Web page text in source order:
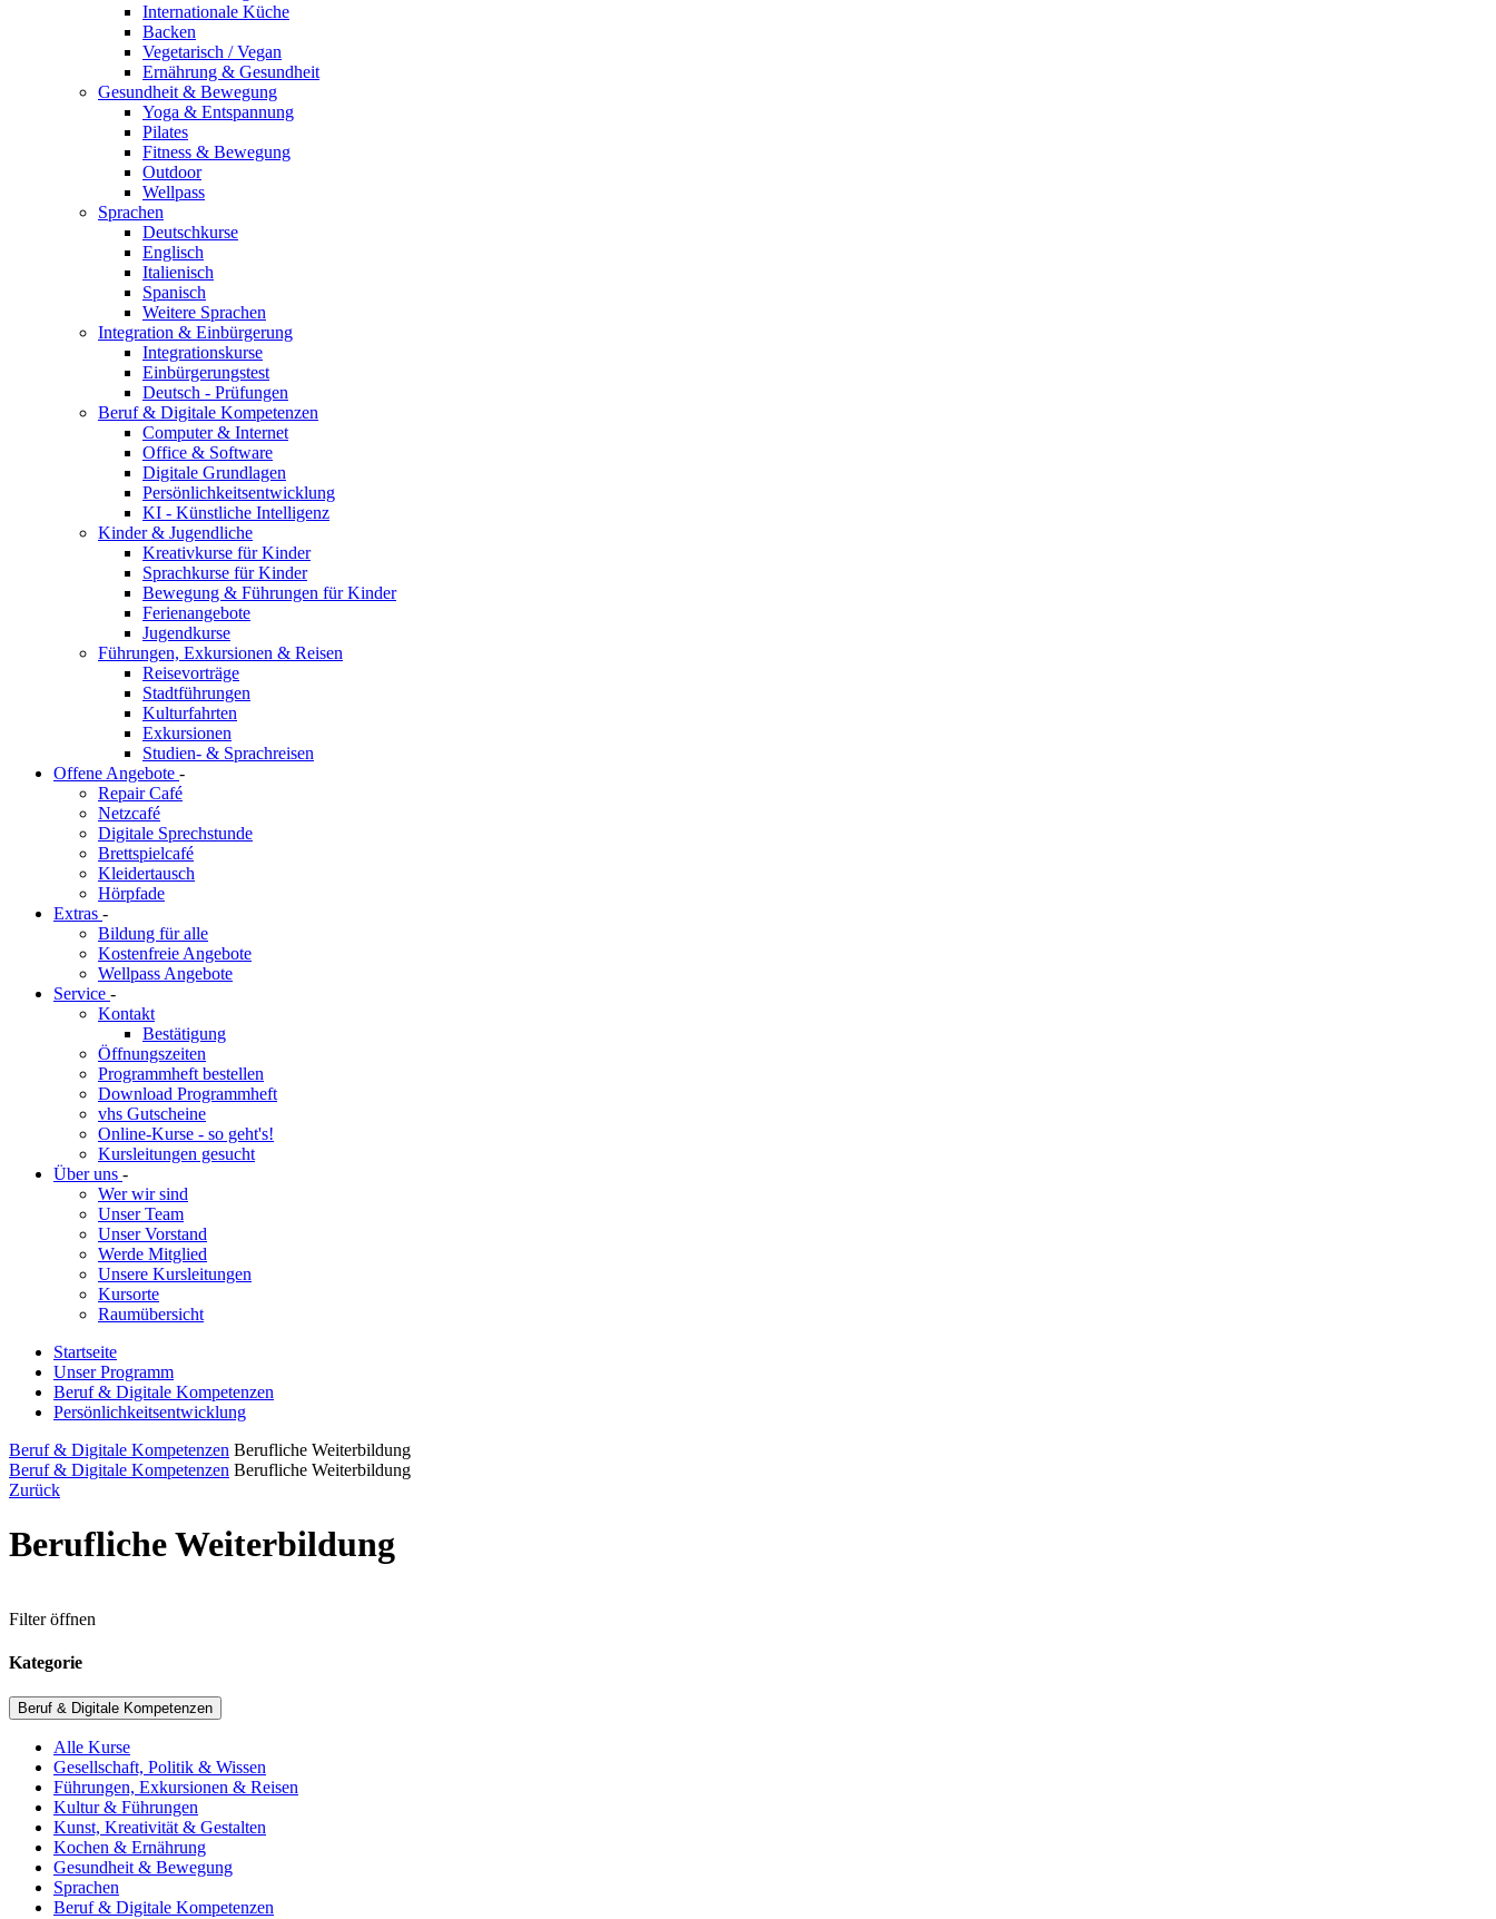
Internationale Küche
Backen
Vegetarisch / Vegan
Ernährung & Gesundheit
Gesundheit & Bewegung
Yoga & Entspannung
Pilates
Fitness & Bewegung
Outdoor
Wellpass
Sprachen
Deutschkurse
Englisch
Italienisch
Spanisch
Weitere Sprachen
Integration & Einbürgerung
Integrationskurse
Einbürgerungstest
Deutsch - Prüfungen
Beruf & Digitale Kompetenzen
Computer & Internet
Office & Software
Digitale Grundlagen
Persönlichkeitsentwicklung
KI - Künstliche Intelligenz
Kinder & Jugendliche
Kreativkurse für Kinder
Sprachkurse für Kinder
Bewegung & Führungen für Kinder
Ferienangebote
Jugendkurse
Führungen, Exkursionen & Reisen
Reisevorträge
Stadtführungen
Kulturfahrten
Exkursionen
Studien- & Sprachreisen
Offene Angebote -
Repair Café
Netzcafé
Digitale Sprechstunde
Brettspielcafé
Kleidertausch
Hörpfade
Extras -
Bildung für alle
Kostenfreie Angebote
Wellpass Angebote
Service -
Kontakt
Bestätigung
Öffnungszeiten
Programmheft bestellen
Download Programmheft
vhs Gutscheine
Online-Kurse - so geht's!
Kursleitungen gesucht
Über uns -
Wer wir sind
Unser Team
Unser Vorstand
Werde Mitglied
Unsere Kursleitungen
Kursorte
Raumübersicht
Startseite
Unser Programm
Beruf & Digitale Kompetenzen
Persönlichkeitsentwicklung
Beruf & Digitale Kompetenzen Berufliche Weiterbildung
Beruf & Digitale Kompetenzen Berufliche Weiterbildung
Zurück
Berufliche Weiterbildung
Filter öffnen
Kategorie
Beruf & Digitale Kompetenzen
Alle Kurse
Gesellschaft, Politik & Wissen
Führungen, Exkursionen & Reisen
Kultur & Führungen
Kunst, Kreativität & Gestalten
Kochen & Ernährung
Gesundheit & Bewegung
Sprachen
Beruf & Digitale Kompetenzen